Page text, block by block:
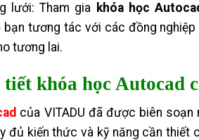
lưới: Tham gia khóa học
bạn tương tác với các đồng
tương lai.
tiết khóa học Autocad
của VITADU đã được biên soạn
đủ kiến thức và kỹ năng cần thiết